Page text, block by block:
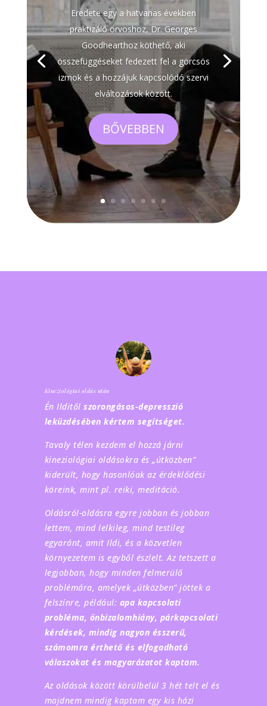
Eredete egy a hatvanas években
praktizáló orvoshoz, Dr. Georges
Goodhearthoz köthető, aki
összefüggéseket fedezett fel a görcsös
izmok és a hozzájuk kapcsolódó szervi
elváltozások között.
BŐVEBBEN
Kineziológiai oldás után
Én Ilditől szorongásos-depresszió
leküzdésében kértem segítséget.
Tavaly télen kezdem el hozzá járni
kineziológiai oldásokra és „útközben”
kiderült, hogy hasonlóak az érdeklődési
köreink, mint pl. reiki, meditáció.
Oldásról-oldásra egyre jobban és jobban
lettem, mind lelkileg, mind testileg
egyaránt, amit Ildi, és a közvetlen
környezetem is egyből észlelt. Az tetszett a
legjobban, hogy minden felmerülő
problémára, amelyek „útközben” jöttek a
felszínre, például: apa kapcsolati
probléma, önbizalomhiány, párkapcsolati
kérdések, mindig nagyon ésszerű,
számomra érthető és elfogadható
válaszokat és magyarázatot kaptam.
Az oldások között körülbelül 3 hét telt el és
majdnem mindig kaptam egy kis házi